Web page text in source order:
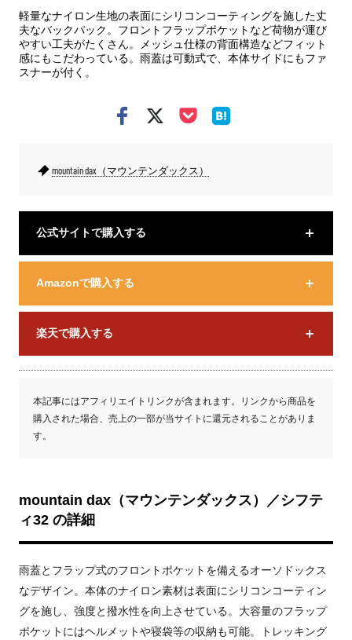
軽量なナイロン生地の表面にシリコンコーティングを施した丈
夫なバックパック。フロントフラップポケットなど荷物が運び
やすい工夫がたくさん。メッシュ仕様の背面構造などフィット
感にもこだわっている。雨蓋は可動式で、本体サイドにもファ
スナーが付く。
mountain dax（マウンテンダックス）
公式サイトで購入する
Amazonで購入する
楽天で購入する
本記事にはアフィリエイトリンクが含まれます。リンクから商品を
購入された場合、売上の一部が当サイトに還元されることがありま
す。
mountain dax（マウンテンダックス）／シフテ
ィ32 の詳細
雨蓋とフラップ式のフロントポケットを備えるオーソドックス
なデザイン。本体のナイロン素材は表面にシリコンコーティン
グを施し、強度と撥水性を向上させている。大容量のフラップ
ポケットにはヘルメットや寝袋等の収納も可能。トレッキング